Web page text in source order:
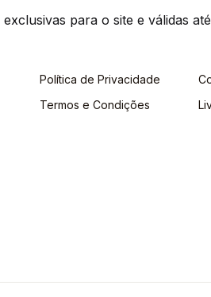
para o site e válidas
Política de Privacidade
Termos e Condições